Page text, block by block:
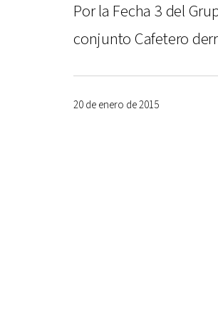
Por la Fecha 3 del
conjunto Cafetero
20 de enero de 2015